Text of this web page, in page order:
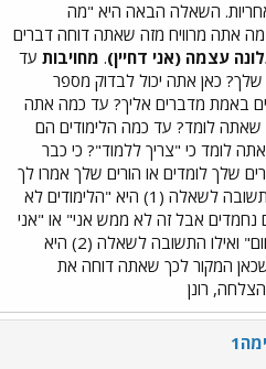
השאלה הבאה היא "מה
אתה מרוויח מזה שאתה דוחה דברים
עצמה (אני דחיין). מחויבות עד
שלך? כאן אתה יכול לבדוק מספר
באמת מדברים אליך? עד כמה אתה
לומד? עד כמה הלימודים הם
2) האם אתה לומד כי "צריך ללמוד"? כי כבר
שלך לומדים או הורים שלך אמרו לך
שאתה צריך ללמוד? אם התשובה לשאלה (1) היא "הלימודים לא
נחמדים אבל זה לא ממש אני" או "אני
לא ממש רוצה לעסוק בתחום" ואילו התשובה לשאלה (2) היא
שכאן המקור לכך שאתה דוחה את
רונן